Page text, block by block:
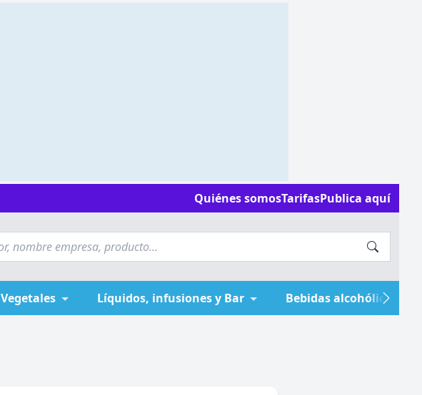
Quiénes somosTarifasPublica aquí
Vegetales Líquidos, infusiones y Bar Bebidas alcohólicas